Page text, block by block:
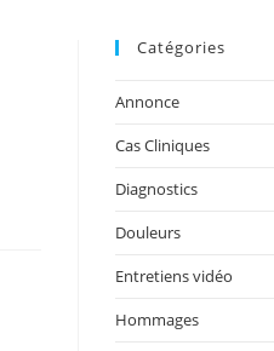
Catégories
Annonce
Cas Cliniques
Diagnostics
Douleurs
Entretiens vidéo
Hommages